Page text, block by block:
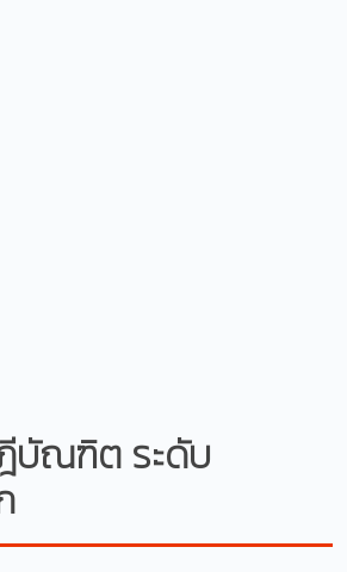
ณฑิต ระดับ